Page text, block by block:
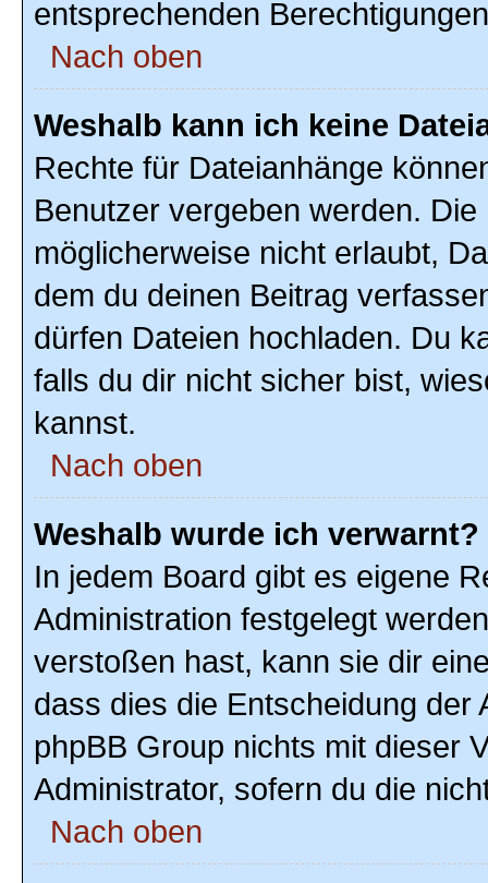
entsprechenden
Nach oben
Weshalb kann ich keine
Rechte für Dateianhänge
Benutzer vergeben werden.
möglicherweise nicht erlaubt,
dem du deinen Beitrag
dürfen Dateien hochladen. Du
falls du dir nicht sicher bist,
kannst.
Nach oben
Weshalb wurde ich verwarnt?
In jedem Board gibt es eigene
Administration festgelegt
verstoßen hast, kann sie dir
dass dies die Entscheidung der
phpBB Group nichts mit dieser
Administrator, sofern du die
Nach oben